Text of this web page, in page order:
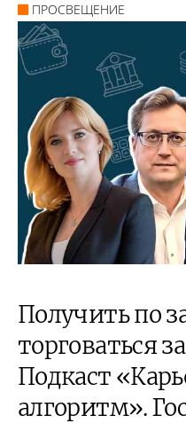
ПРОСВЕЩЕНИЕ
Получить по
торговаться
Подкаст
алгоритм».